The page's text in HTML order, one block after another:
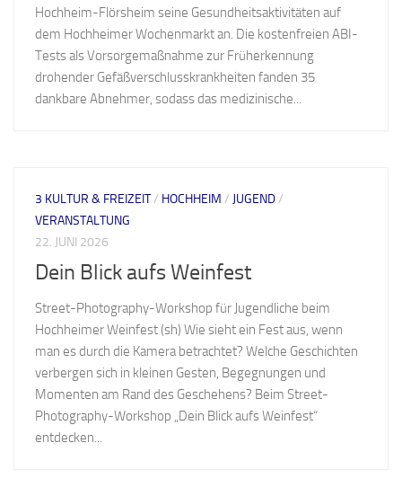
Hochheim-Flörsheim seine Gesundheitsaktivitäten auf
dem Hochheimer Wochenmarkt an. Die kostenfreien ABI-
Tests als Vorsorgemaßnahme zur Früherkennung
drohender Gefäßverschlusskrankheiten fanden 35
dankbare Abnehmer, sodass das medizinische...
3 KULTUR & FREIZEIT/ HOCHHEIM / JUGEND/
VERANSTALTUNG
22. JUNI 2026
Dein Blick aufs Weinfest
Street-Photography-Workshop für Jugendliche beim
Hochheimer Weinfest (sh) Wie sieht ein Fest aus, wenn
man es durch die Kamera betrachtet? Welche Geschichten
verbergen sich in kleinen Gesten, Begegnungen und
Momenten am Rand des Geschehens? Beim Street-
Photography-Workshop „Dein Blick aufs Weinfest“
entdecken...